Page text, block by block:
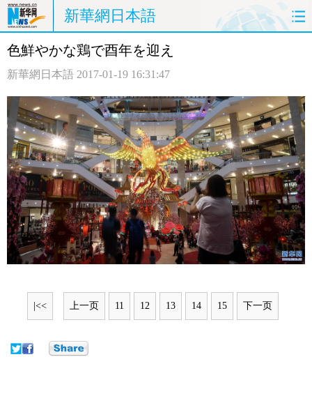
新華網日本語
ホームページ 政治
観光 評論 写真
中日対訳
色鮮やかな鶏で酉年を迎え
新華網日本語 2017-01-19 16:31:47
|<< 上一页 11 12 13 14 15 下一页